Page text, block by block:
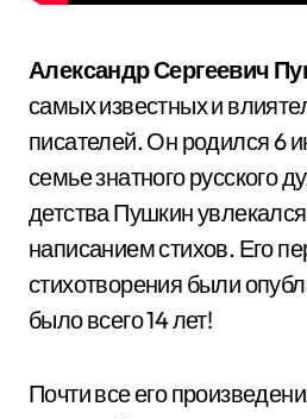
Александр Сергеевич
самых известных и
писателей. Он родился 6
семье знатного русского
детства Пушкин
написанием стихов. Его
стихотворения были
было всего 14 лет!
Почти все его